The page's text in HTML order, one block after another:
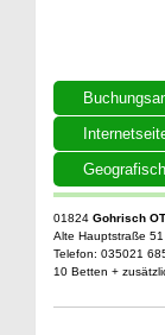
01824 Gohrisch
Alte Hauptstraße 51
Telefon: 035021
10 Betten +